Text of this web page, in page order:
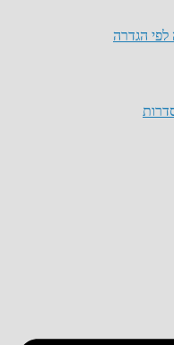
הגדרה